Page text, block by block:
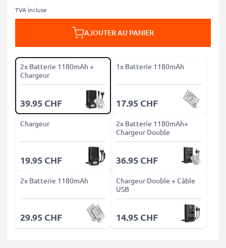
TVA incluse
AJOUTER AU PANIER
2x Batterie 1180mAh +
Chargeur
39.95 CHF
1x Batterie 1180mAh
17.95 CHF
Chargeur
19.95 CHF
2x Batterie 1180mAh+
Chargeur Double
36.95 CHF
2x Batterie 1180mAh
29.95 CHF
Chargeur Double + Câble
USB
14.95 CHF